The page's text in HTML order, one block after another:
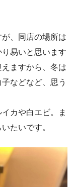
、同店の場所は
易いと思います
ますから、冬は
などなど、思う
カや白エビ。ま
たいです。